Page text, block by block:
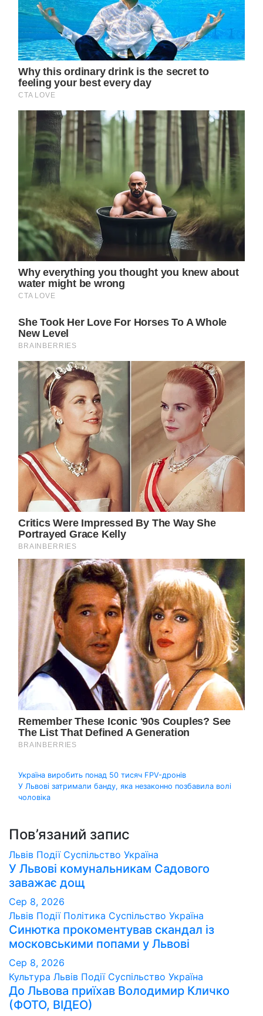
Навігація
записів
Україна виробить понад 50 тисяч FPV-дронів
У Львові затримали банду, яка незаконно позбавила волі
чоловіка
Пов’язаний запис
Львів Події Суспільство Україна
У Львові комунальникам Садового
заважає дощ
Сер 8, 2026
Львів Події Політика Суспільство Україна
Синютка прокоментував скандал із
московськими попами у Львові
Сер 8, 2026
Культура Львів Події Суспільство Україна
До Львова приїхав Володимир Кличко
(ФОТО, ВІДЕО)